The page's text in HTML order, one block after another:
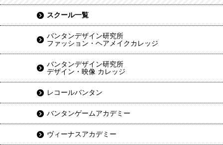
スクール一覧
バンタンデザイン研究所
ファッション・ヘアメイクカレッジ
バンタンデザイン研究所
デザイン・映像 カレッジ
レコールバンタン
バンタンゲームアカデミー
ヴィーナスアカデミー